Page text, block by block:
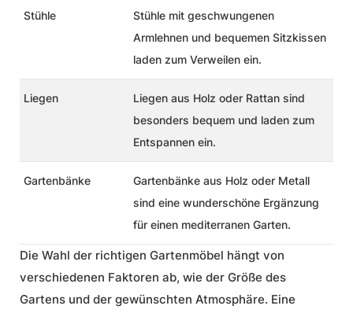
Stühle
Stühle mit geschwungenen
Armlehnen und bequemen Sitzkissen
laden zum Verweilen ein.
Liegen
Liegen aus Holz oder Rattan sind
besonders bequem und laden zum
Entspannen ein.
Gartenbänke
Gartenbänke aus Holz oder Metall
sind eine wunderschöne Ergänzung
für einen mediterranen Garten.
Die Wahl der richtigen Gartenmöbel hängt von
verschiedenen Faktoren ab, wie der Größe des
Gartens und der gewünschten Atmosphäre. Eine